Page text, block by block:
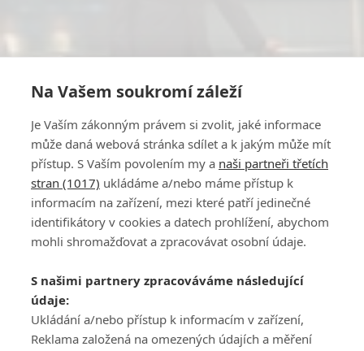
Na Vašem soukromí záleží
Je Vaším zákonným právem si zvolit, jaké informace
může daná webová stránka sdílet a k jakým může mít
přístup. S Vaším povolením my a naši partneři třetích
stran (1017) ukládáme a/nebo máme přístup k
informacím na zařízení, mezi které patří jedinečné
identifikátory v cookies a datech prohlížení, abychom
mohli shromažďovat a zpracovávat osobní údaje.
S našimi partnery zpracováváme následující
údaje:
Ukládání a/nebo přístup k informacím v zařízení,
Reklama založená na omezených údajích a měření